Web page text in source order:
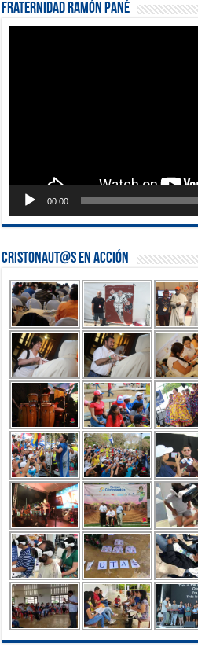
Fraternidad Ramón Pané
00:00
Cristonaut@s en Acción